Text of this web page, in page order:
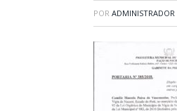
POR ADMINISTRADOR